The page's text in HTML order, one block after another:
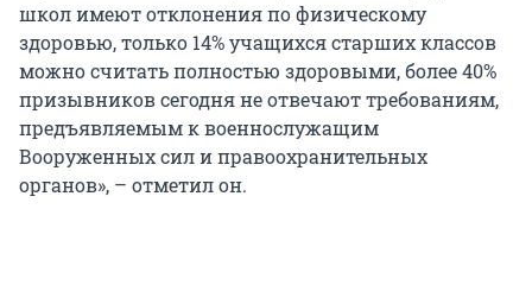
школ имеют отклонения по физическому
здоровью, только 14% учащихся старших классов
можно считать полностью здоровыми, более 40%
призывников сегодня не отвечают требованиям,
предъявляемым к военнослужащим
Вооруженных сил и правоохранительных
органов», – отметил он.